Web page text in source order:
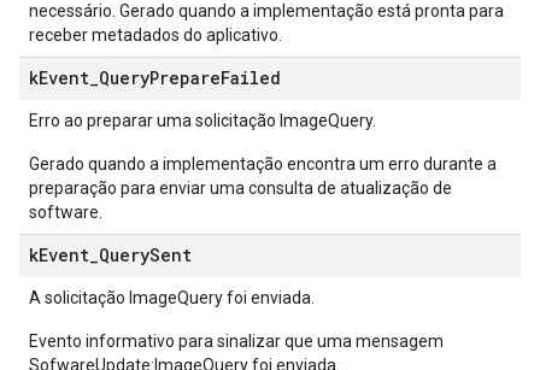
necessário. Gerado quando a implementação está pronta para
receber metadados do aplicativo.
kEvent QueryPrepareFailed
Erro ao preparar uma solicitação ImageQuery.
Gerado quando a implementação encontra um erro durante a
preparação para enviar uma consulta de atualização de
software.
kEvent QuerySent
A solicitação ImageQuery foi enviada.
Evento informativo para sinalizar que uma mensagem
SofwareUpdate:ImageQuery foi enviada.